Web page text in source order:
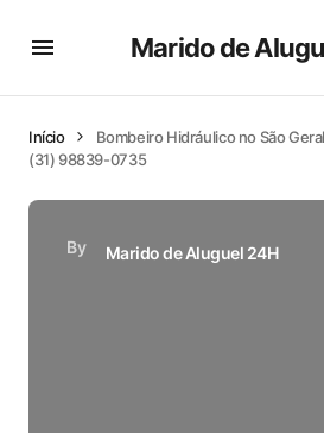
Marido de
Início
Bombeiro Hidráulico no São
(31) 98839-0735
By Marido de Aluguel 24H